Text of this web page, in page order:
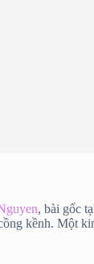
, bài gốc
kềnh. Một